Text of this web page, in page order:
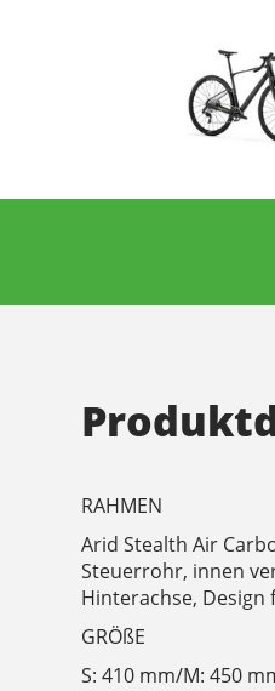
RAHMEN
Arid Stealth Air
Steuerrohr, innen
Hinterachse,
GRÖßE
S: 410 mm/M: 450